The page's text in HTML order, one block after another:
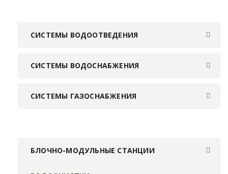
СИСТЕМЫ ВОДООТВЕДЕНИЯ
СИСТЕМЫ ВОДОСНАБЖЕНИЯ
СИСТЕМЫ ГАЗОСНАБЖЕНИЯ
БЛОЧНО-МОДУЛЬНЫЕ СТАНЦИИ